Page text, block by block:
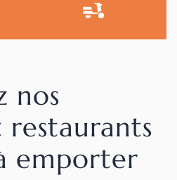
nos
restaurants
emporter